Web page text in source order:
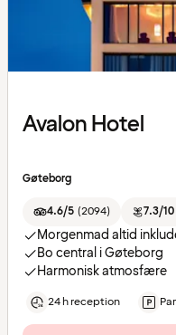
Avalon Hotel
Gøteborg
4.6/5 (2094) 7.3/10
Morgenmad altid
Bo central i Gøteborg
Harmonisk atmosfære
24 h reception